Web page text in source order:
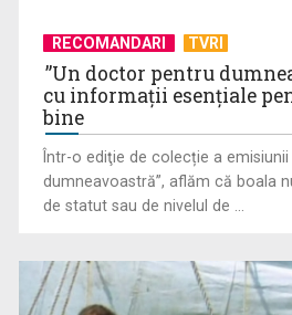
Primul Palme d'Or al lui Emir
de duminică, ...
RECOMANDARI TVRI
”Un doctor pentru
cu informații esențiale
bine
Într-o ediţie de colecție a
dumneavoastră”, aflăm că boala
de statut sau de nivelul de ...